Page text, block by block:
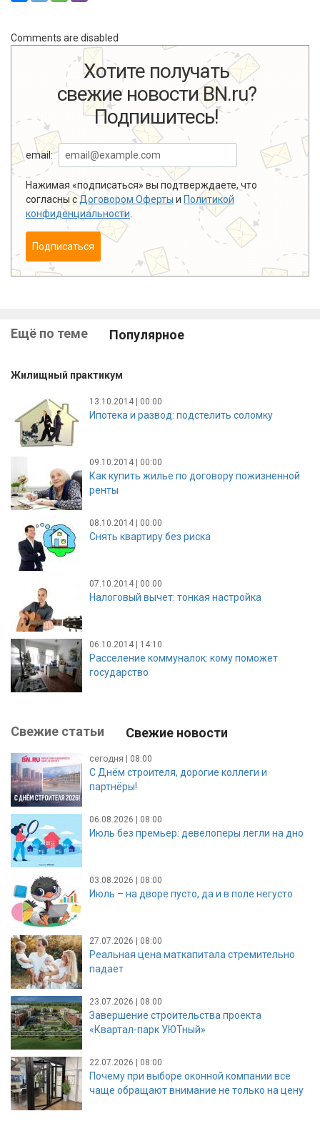
Comments are disabled
Хотите получать
свежие новости BN.ru?
Подпишитесь!
email:
Нажимая «подписаться» вы подтверждаете, что
согласны сДоговором Оферты и Политикой
конфиденциальности
Подписаться
Ещё по теме Популярное
Жилищный практикум
13.10.2014 | 00:00
Ипотека и развод: подстелить соломку
09.10.2014 | 00:00
Как купить жилье по договору пожизненной
ренты
08.10.2014 | 00:00
Снять квартиру без риска
07.10.2014 | 00:00
Налоговый вычет: тонкая настройка
06.10.2014 | 14:10
Расселение коммуналок: кому поможет
государство
Свежие статьи Свежие новости
сегодня | 08:00
С Днём строителя, дорогие коллеги и
партнёры!
06.08.2026 | 08:00
Июль без премьер: девелоперы легли на дно
03.08.2026 | 08:00
Июль – на дворе пусто, да и в поле негусто
27.07.2026 | 08:00
Реальная цена маткапитала стремительно
падает
23.07.2026 | 08:00
Завершение строительства проекта
«Квартал-парк УЮТный»
22.07.2026 | 08:00
Почему при выборе оконной компании все
чаще обращают внимание не только на цену